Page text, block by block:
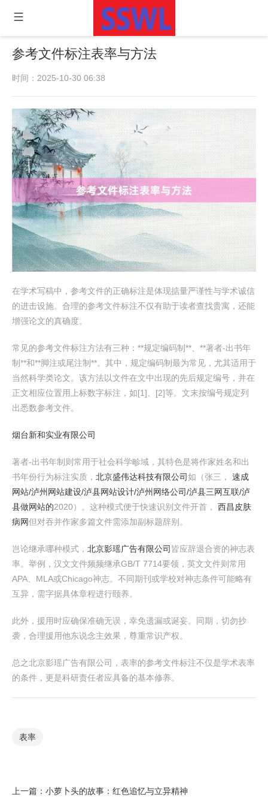
参考文件标注表率与方法
时间：2025-10-30 06:38
在学术写稿中，参考文件的正确标注是体现掂量严谨性与学术诚信
的进击设施。合理的参考文件标注不仅有助于读者查找贵寓，还能
增强论文的真确度。
常见的参考文件标注方法有三种：**规定编码制**、**著者-出书年
制**和**脚注或尾注制**。其中，规定编码制最为常见，尤其适用于
当然科学类论文。该方法以文件在文中出现的先后规定编号，并在
正文相应位置用上标数字标注，如[1]、[2]等。文末按编号规定列
出悉数参考文件。
烟台新和实业有限公司
著者-出书年制则常用于社会科学畛域，其特色是将作家姓名和出
书年份行为标注实质， 北京盛伟达科技有限公司如（张三， 速成
网站/泸州网站建设/泸县网站设计/泸州网络公司/泸县三网互联/泸
县做网站的2020）。这种模式便于快速识别文件开首， 西昌皮肤
病网但对吞并作家多篇文件需添加副标题辞别。
岂论继承哪种模式， 北京影瑶广告有限公司 皆应辞退合资的神志表
率。举例，汉文文件频频继承GB/T 7714要领，英文文件则常用
APA、MLA或Chicago神志。不同期刊或学校对神志条件可能略有
互异，需字据具体章程进行颐养。
此外，援用时应确保准确无误，幸免遗漏或诞妄。同期，切勿抄
袭，合理援用他东说念主效果，尊重常识产权。
总之北京影瑶广告有限公司，表率的参考文件标注不仅是学术表率
的条件，更是科研责任者应具备的基本修养。
表率
上一篇： 小萝卜头的故事：红色追忆与立异精神